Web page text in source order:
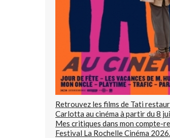
Retrouvez les films de Tati
Carlotta au cinéma à partir du 8
Mes critiques dans mon compte-
Festival La Rochelle Cinéma 2026.